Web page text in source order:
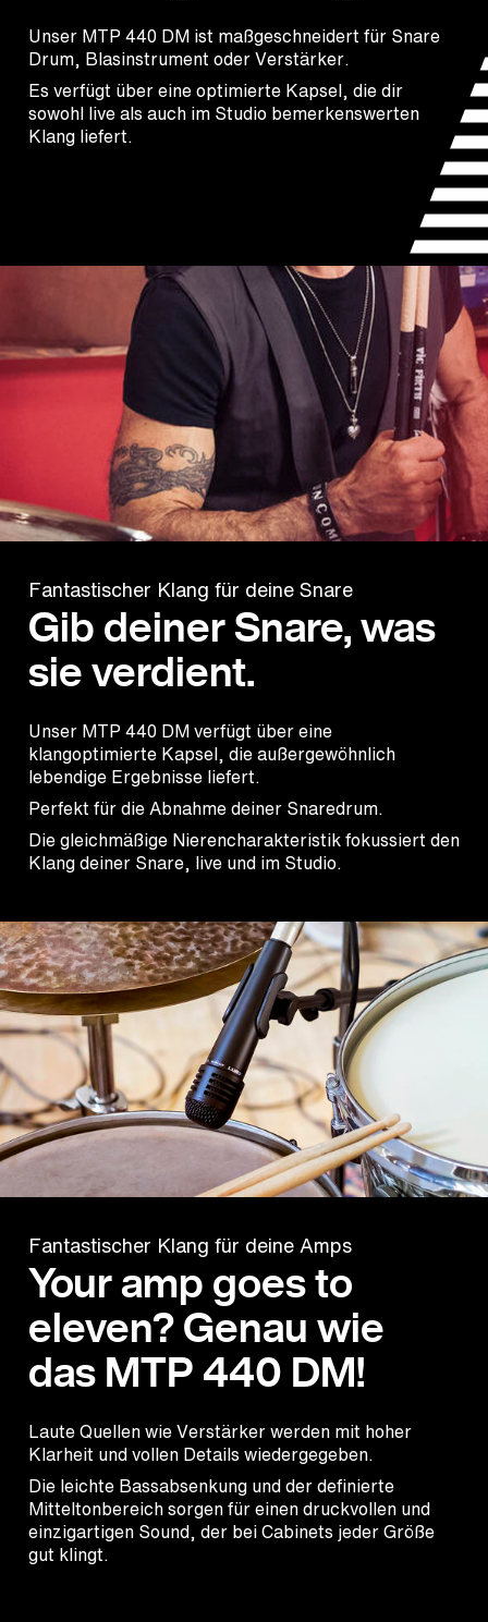
Unser MTP 440 DM ist maßgeschneidert für Snare
Drum, Blasinstrument oder Verstärker.
Es verfügt über eine optimierte Kapsel, die dir
sowohl live als auch im Studio bemerkenswerten
Klang liefert.
Fantastischer Klang für deine Snare
Gib deiner Snare, was
sie verdient.
Unser MTP 440 DM verfügt über eine
klangoptimierte Kapsel, die außergewöhnlich
lebendige Ergebnisse liefert.
Perfekt für die Abnahme deiner Snaredrum.
Die gleichmäßige Nierencharakteristik fokussiert den
Klang deiner Snare, live und im Studio.
Fantastischer Klang für deine Amps
Your amp goes to
eleven? Genau wie
das MTP 440 DM!
Laute Quellen wie Verstärker werden mit hoher
Klarheit und vollen Details wiedergegeben.
Die leichte Bassabsenkung und der definierte
Mitteltonbereich sorgen für einen druckvollen und
einzigartigen Sound, der bei Cabinets jeder Größe
gut klingt.